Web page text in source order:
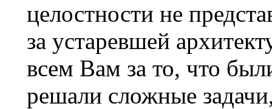
целостности не
за устаревшей
всем Вам за то, что
решали сложные